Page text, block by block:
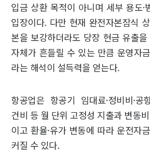
입금 상환 목적이 아니며 세부 용도·
입장이다. 다만 현재 완전자본잠식
본을 보강하더라도 당장 현금 유출
자체가 흔들릴 수 있는 만큼 운영자
라는 해석이 설득력을 얻는다.
항공업은 항공기 임대료·정비비·공
건비 등 월 단위 고정성 지출과 변동
이고 환율·유가 변동에 따라 운전자
커질 수 있다.